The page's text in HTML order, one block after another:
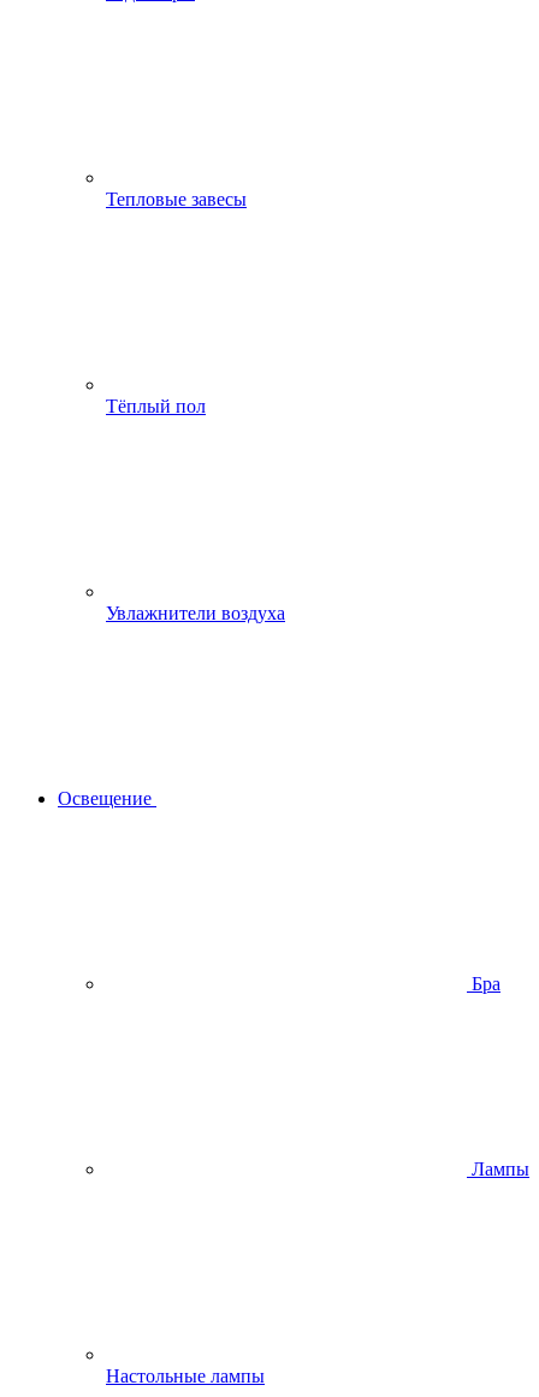
Тепловые завесы
Тёплый пол
Увлажнители воздуха
Освещение
Бра
Лампы
Настольные лампы